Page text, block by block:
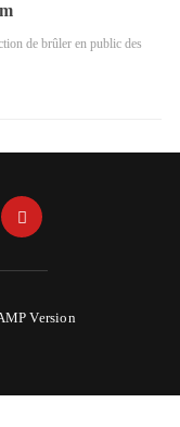
de brûler en public des
Version